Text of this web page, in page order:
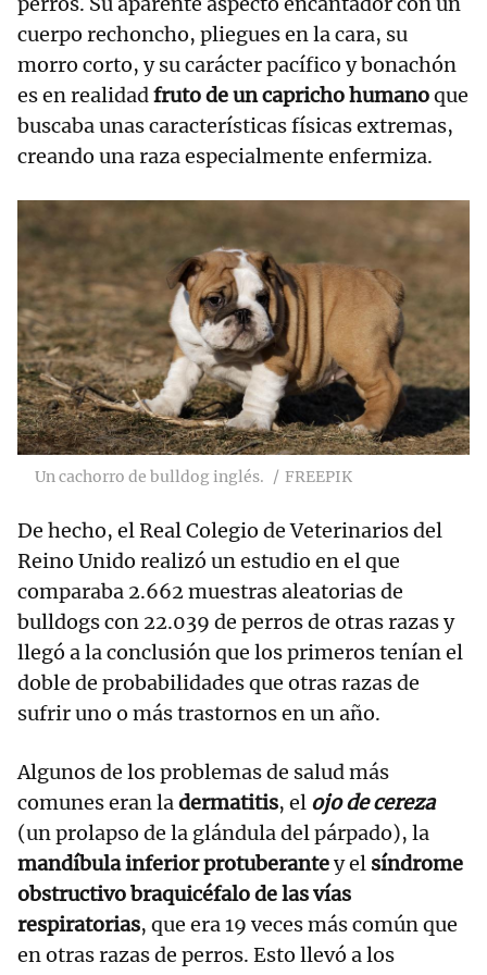
cuerpo rechoncho, pliegues en la cara, su
morro corto, y su carácter pacífico y bonachón
es en realidadfruto de un capricho humanoque
buscaba unas características físicas extremas,
creando una raza especialmente enfermiza.
Un cachorro de bulldog inglés. FREEPIK
De hecho, el Real Colegio de Veterinarios del
Reino Unido realizó un estudio en el que
comparaba 2.662 muestras aleatorias de
bulldogs con 22.039 de perros de otras razas y
llegó a la conclusión que los primeros tenían el
doble de probabilidades que otras razas de
sufrir uno o más trastornos en un año.
Algunos de los problemas de salud más
comunes eran ladermatitis, el ojo de cereza
(un prolapso de la glándula del párpado), la
mandíbula inferior protuberantey el síndrome
obstructivo braquicéfalo de las vías
respiratorias, que era 19 veces más común que
en otras razas de perros. Esto llevó a los